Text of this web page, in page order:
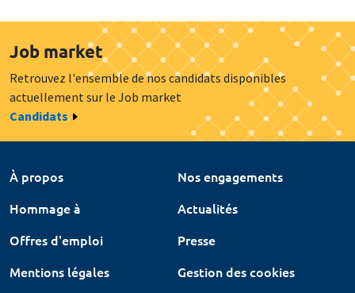
Job market
Retrouvez l'ensemble de nos candidats disponibles
actuellement sur le Job market
Candidats
À propos
Nos engagements
Hommage à
Actualités
Offres d'emploi
Presse
Mentions légales
Gestion des cookies